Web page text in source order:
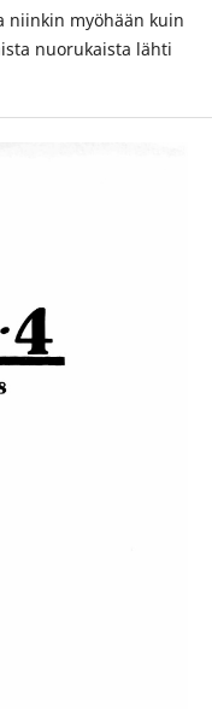
niinkin myöhään kuin
nuorukaista lähti